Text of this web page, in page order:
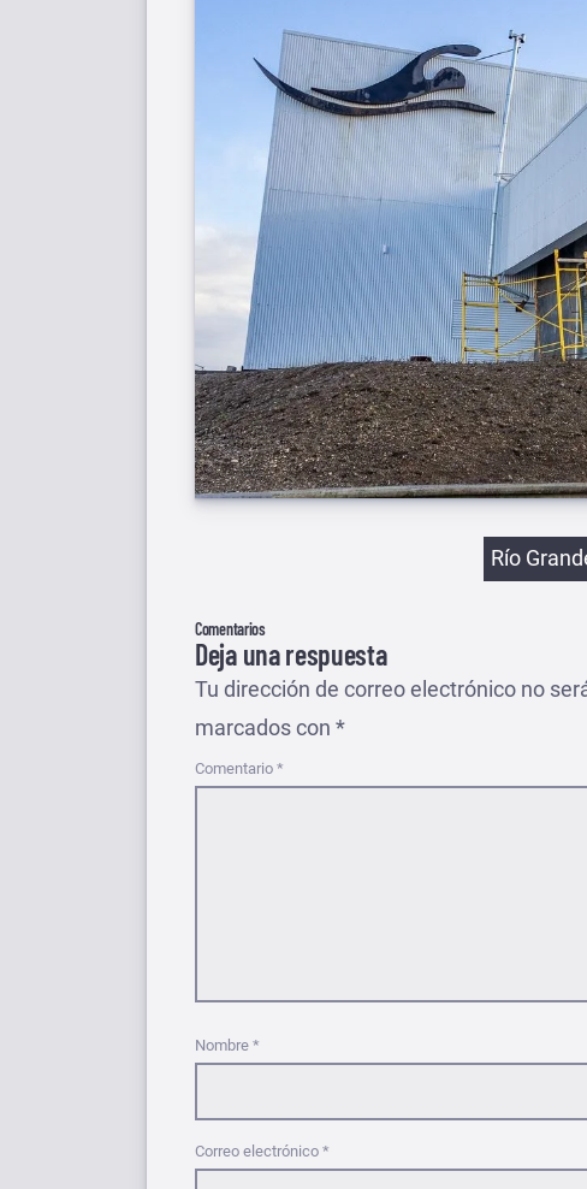
Etiquetas
Río
Comentarios
Deja una respuesta
Tu dirección de correo electrónico no
marcados con *
Comentario *
Nombre *
Correo electrónico *